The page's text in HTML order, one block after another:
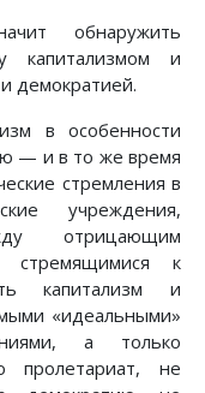
обнаружить
капитализмом и
демократией.
в особенности
— и в то же время
стремления в
учреждения,
отрицающим
стремящимися к
капитализм и
«идеальными»
а только
пролетариат, не